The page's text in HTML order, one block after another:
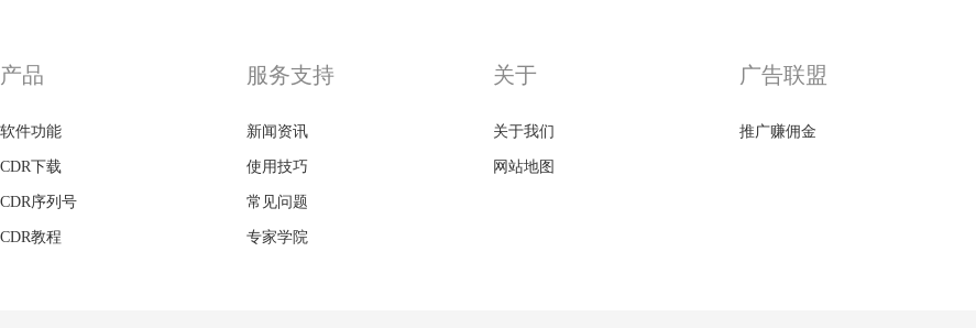
产品
软件功能
CDR下载
CDR序列号
CDR教程
服务支持
新闻资讯
使用技巧
常见问题
专家学院
关于
关于我们
网站地图
广告联盟
推广赚佣金